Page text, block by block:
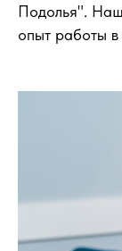
Подолья".
опыт работы в